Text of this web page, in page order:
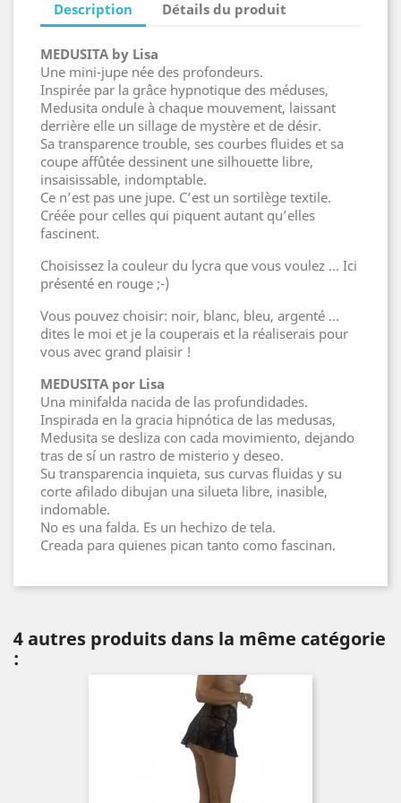
Description Détails du produit
MEDUSITA by Lisa
Une mini-jupe née des profondeurs.
Inspirée par la grâce hypnotique des méduses,
Medusita ondule à chaque mouvement, laissant
derrière elle un sillage de mystère et de désir.
Sa transparence trouble, ses courbes fluides et sa
coupe affûtée dessinent une silhouette libre,
insaisissable, indomptable.
Ce n’est pas une jupe. C’est un sortilège textile.
Créée pour celles qui piquent autant qu’elles
fascinent.
Choisissez la couleur du lycra que vous voulez ... Ici
présenté en rouge ;-)
Vous pouvez choisir: noir, blanc, bleu, argenté ...
dites le moi et je la couperais et la réaliserais pour
vous avec grand plaisir !
MEDUSITA por Lisa
Una minifalda nacida de las profundidades.
Inspirada en la gracia hipnótica de las medusas,
Medusita se desliza con cada movimiento, dejando
tras de sí un rastro de misterio y deseo.
Su transparencia inquieta, sus curvas fluidas y su
corte afilado dibujan una silueta libre, inasible,
indomable.
No es una falda. Es un hechizo de tela.
Creada para quienes pican tanto como fascinan.
4 autres produits dans la même catégorie
: